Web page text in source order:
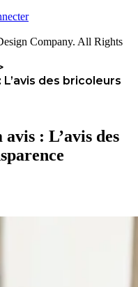
Company. All Rights
des bricoleurs
: L’avis des